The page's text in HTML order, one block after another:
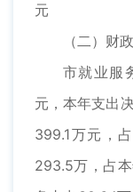
元
（二）财
市就业服
元，本年支出
399.1万元，
293.5万，占